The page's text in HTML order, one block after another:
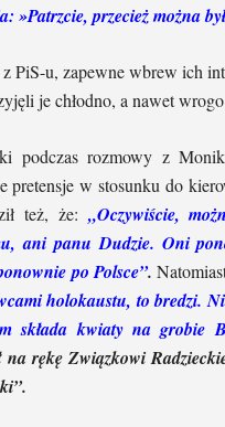
»Patrzcie, przecież można
PiS-u, zapewne wbrew ich
je chłodno, a nawet
podczas rozmowy z
pretensje w stosunku do
też, że: „Oczywiście,
ani panu Dudzie. Oni
po Polsce”.
holokaustu, to bredzi.
składa kwiaty na grobie
na rękę Związkowi